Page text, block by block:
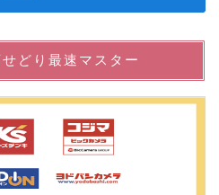
どり最速マスター